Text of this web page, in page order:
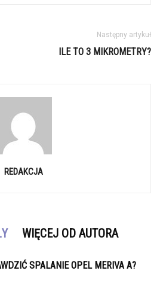
Następny artykuł
ILE TO 3 MIKROMETRY?
REDAKCJA
WIĘCEJ OD AUTORA
SPALANIE OPEL MERIVA A?